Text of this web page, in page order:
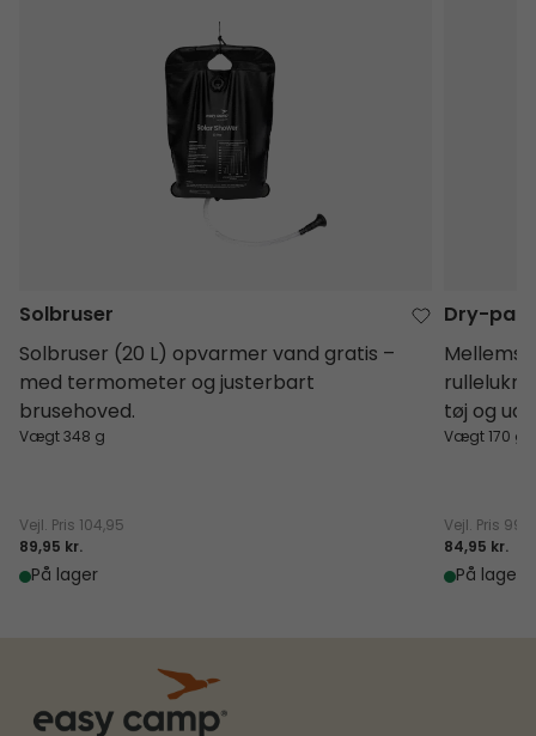
Solbruser
Solbruser (20 L) opvarmer vand gratis –
med termometer og justerbart
brusehoved.
Vægt 348 g
Vejl. Pris 104,95
89,95 kr.
På lager
Dry-
tøj og
Vægt 170 g
Vejl. Pris
84,95 kr.
På lager